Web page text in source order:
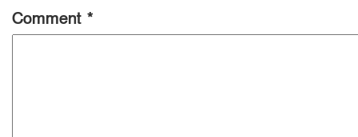
Comment *